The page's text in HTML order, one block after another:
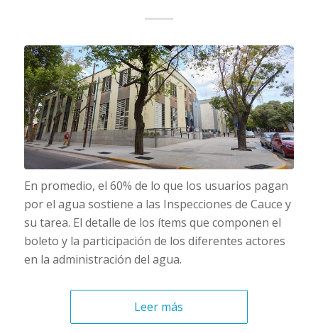
En promedio, el 60% de lo que los usuarios pagan
por el agua sostiene a las Inspecciones de Cauce y
su tarea. El detalle de los ítems que componen el
boleto y la participación de los diferentes actores
en la administración del agua.
Leer más